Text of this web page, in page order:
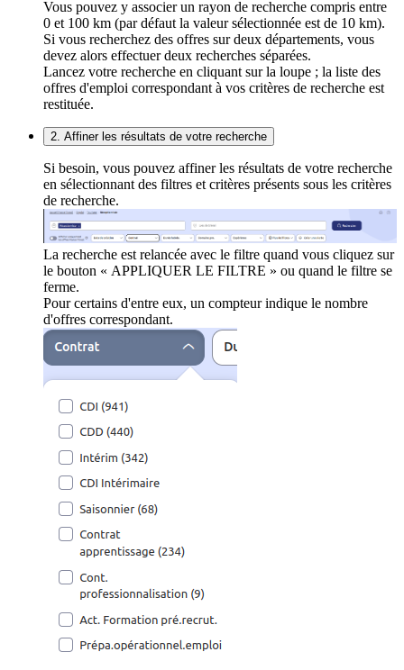
Vous pouvez y associer un rayon de recherche compris entre
0 et 100 km (par défaut la valeur sélectionnée est de 10 km).
Si vous recherchez des offres sur deux départements, vous
devez alors effectuer deux recherches séparées.
Lancez votre recherche en cliquant sur la loupe ; la liste des
offres d'emploi correspondant à vos critères de recherche est
restituée.
2. Affiner les résultats de votre recherche
Si besoin, vous pouvez affiner les résultats de votre recherche
en sélectionnant des filtres et critères présents sous les critères
de recherche.
La recherche est relancée avec le filtre quand vous cliquez sur
le bouton « APPLIQUER LE FILTRE » ou quand le filtre se
ferme.
Pour certains d'entre eux, un compteur indique le nombre
d'offres correspondant.